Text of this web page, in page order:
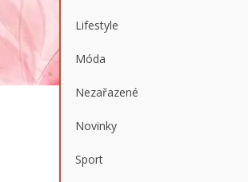
Lifestyle
Móda
Nezařazené
Novinky
Sport